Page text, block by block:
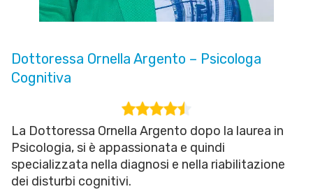
Dottoressa Ornella Argento – Psicologa
Cognitiva
La Dottoressa Ornella Argento dopo la laurea in
Psicologia, si è appassionata e quindi
specializzata nella diagnosi e nella riabilitazione
dei disturbi cognitivi.